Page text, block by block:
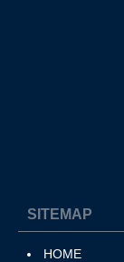
SITEMAP
HOME